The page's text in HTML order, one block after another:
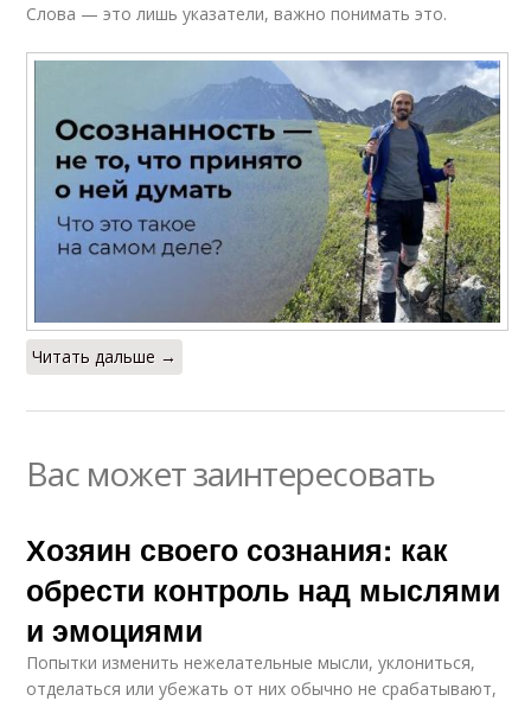
Слова — это лишь указатели, важно понимать это.
Читать дальше →
Вас может заинтересовать
Хозяин своего сознания: как
обрести контроль над мыслями
и эмоциями
Попытки изменить нежелательные мысли, уклониться,
отделаться или убежать от них обычно не срабатывают,